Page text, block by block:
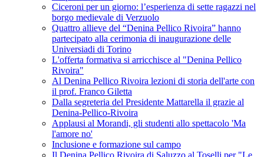
Ciceroni per un giorno: l’esperienza di sette ragazzi nel
borgo medievale di Verzuolo
Quattro allieve del “Denina Pellico Rivoira” hanno
partecipato alla cerimonia di inaugurazione delle
Universiadi di Torino
L'offerta formativa si arricchisce al "Denina Pellico
Rivoira"
Al Denina Pellico Rivoira lezioni di storia dell'arte con
il prof. Franco Giletta
Dalla segreteria del Presidente Mattarella il grazie al
Denina-Pellico-Rivoira
Applausi al Morandi, gli studenti allo spettacolo 'Ma
l'amore no'
Inclusione e formazione sul campo